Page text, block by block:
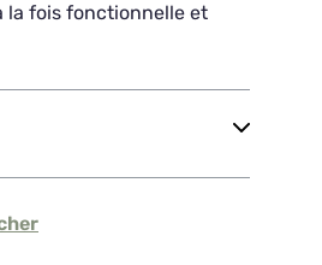
la fois fonctionnelle et